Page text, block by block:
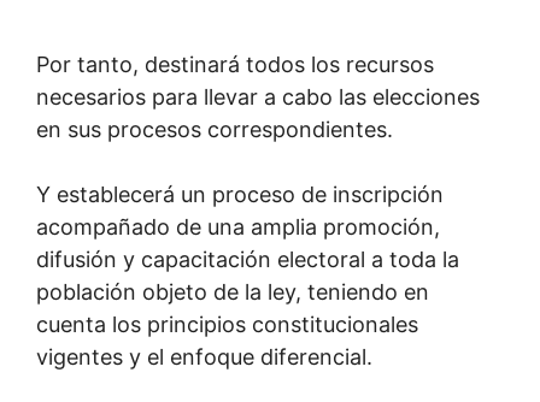
Por tanto, destinará todos los recursos
necesarios para llevar a cabo las elecciones
en sus procesos correspondientes.
Y establecerá un proceso de inscripción
acompañado de una amplia promoción,
difusión y capacitación electoral a toda la
población objeto de la ley, teniendo en
cuenta los principios constitucionales
vigentes y el enfoque diferencial.